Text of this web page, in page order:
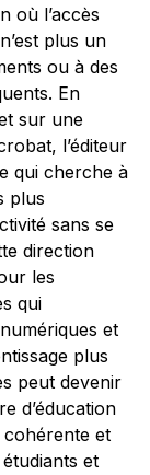
où l’accès
plus un
ou à des
En
sur une
l’éditeur
qui cherche à
plus
sans se
direction
les
qui
et
plus
peut devenir
d’éducation
et
et